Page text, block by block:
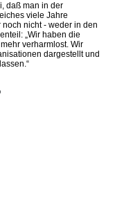
daß man in der
viele Jahre
nicht - weder in den
„Wir haben die
verharmlost. Wir
dargestellt und